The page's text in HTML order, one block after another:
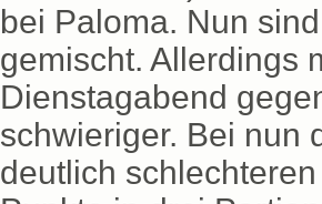
bei Paloma. Nun
gemischt. Allerdings
Dienstagabend
schwieriger. Bei nun
deutlich